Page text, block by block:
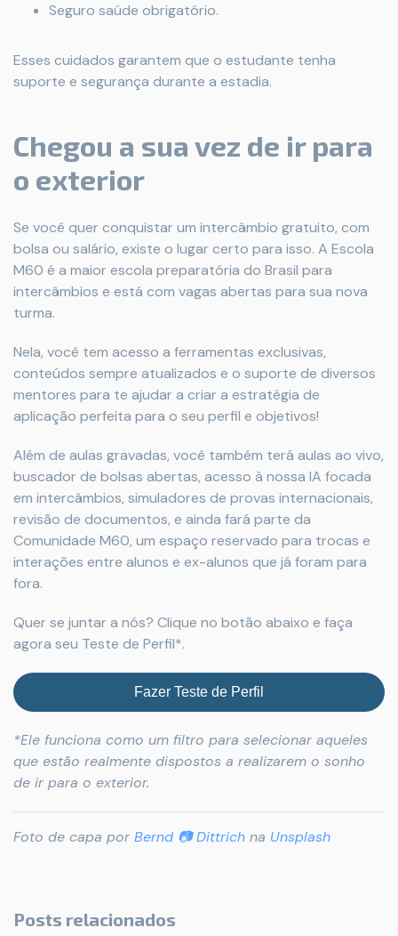
Seguro saúde obrigatório.
Esses cuidados garantem que o estudante tenha
suporte e segurança durante a estadia.
Chegou a sua vez de ir para
o exterior
Se você quer conquistar um intercâmbio gratuito, com
bolsa ou salário, existe o lugar certo para isso. A Escola
M60 é a maior escola preparatória do Brasil para
intercâmbios e está com vagas abertas para sua nova
turma.
Nela, você tem acesso a ferramentas exclusivas,
conteúdos sempre atualizados e o suporte de diversos
mentores para te ajudar a criar a estratégia de
aplicação perfeita para o seu perfil e objetivos!
Além de aulas gravadas, você também terá aulas ao vivo,
buscador de bolsas abertas, acesso à nossa IA focada
em intercâmbios, simuladores de provas internacionais,
revisão de documentos, e ainda fará parte da
Comunidade M60, um espaço reservado para trocas e
interações entre alunos e ex-alunos que já foram para
fora.
Quer se juntar a nós? Clique no botão abaixo e faça
agora seu Teste de Perfil*.
Fazer Teste de Perfil
*Ele funciona como um filtro para selecionar aqueles
que estão realmente dispostos a realizarem o sonho
de ir para o exterior.
Foto de capa por Bernd 📷 Dittrich na Unsplash
Posts relacionados